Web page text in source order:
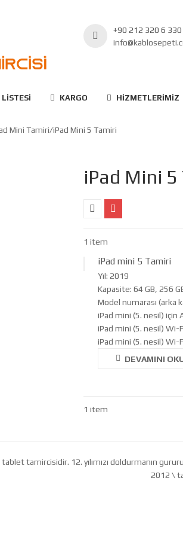
+90 212 320 6 330
LISTESI KARGO HIZMETLERIMIZ
Mini Tamiri/iPad Mini 5 Tamiri
iPad Mini
1 item
iPad mini 5 Tamiri
Yıl: 2019
Kapasite: 64 GB, 256
Model numarası (arka
iPad mini (5. nesil) için
iPad mini (5. nesil) Wi-
iPad mini (5. nesil) Wi-
DEVAMINI
1 item
tablet tamircisidir. 12. yılımızı doldurmanın
2012 \